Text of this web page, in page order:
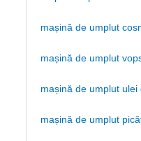
mașină de umplut
mașină de umplut
mașină de umplut ulei
mașină de umplut